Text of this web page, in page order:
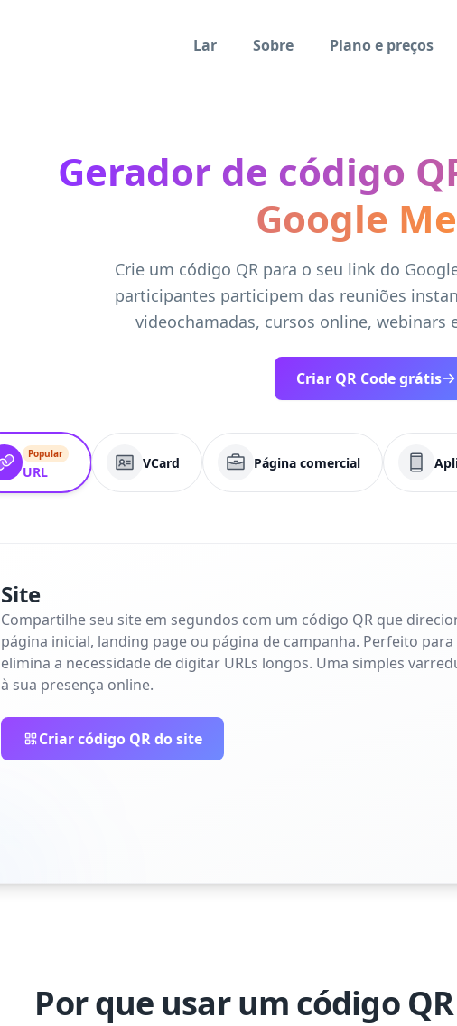
Lar
Sobre Plano e preços
Gerador de código
Google
Crie um código QR para o seu link do
participantes participem das reuniões
videochamadas, cursos online, webinars
Criar QR Code grátis
Popular
URL
VCard Página comercial
Site
Compartilhe seu site em segundos com um código QR que
página inicial, landing page ou página de campanha. Perfeito
elimina a necessidade de digitar URLs longos. Uma simples
à sua presença online.
Criar código QR do site
Por que usar um código